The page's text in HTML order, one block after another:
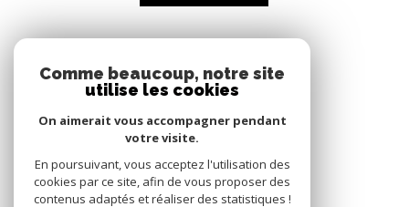
nous adhérons
Comme beaucoup, notre site
utilise les cookies
On aimerait vous accompagner pendant
votre visite.
En poursuivant, vous acceptez l'utilisation des
cookies par ce site, afin de vous proposer des
contenus adaptés et réaliser des statistiques !